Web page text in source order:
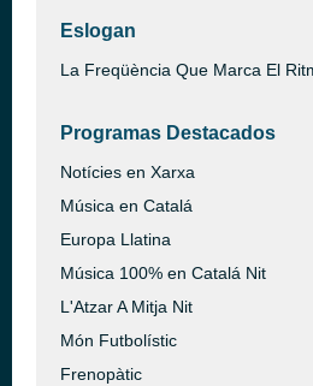
Eslogan
La Freqüència Que Marca El
Programas Destacados
Notícies en Xarxa
Música en Catalá
Europa Llatina
Música 100% en Catalá Nit
L'Atzar A Mitja Nit
Món Futbolístic
Frenopàtic